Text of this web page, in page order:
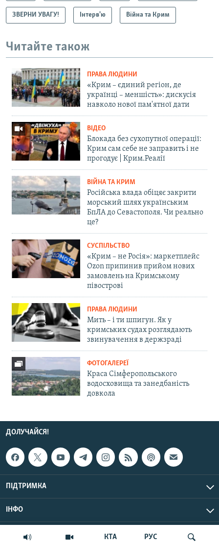
КТА РУС
ЗВЕРНИ УВАГУ! Інтерв'ю Війна та Крим
Читайте також
ПРАВА ЛЮДИНИ
«Крим – єдиний регіон, де
українці – меншість»: дискусія
навколо нової пам'ятної дати
ВІДЕО
Блокада без сухопутної операції:
Крим сам себе не заправить і не
прогодує | Крим.Реалії
ВІЙНА ТА КРИМ
Російська влада обіцяє закрити
морський шлях українським
БпЛА до Севастополя. Чи реально
це?
СУСПІЛЬСТВО
«Крим – не Росія»: маркетплейс
Ozon припинив прийом нових
замовлень на Кримському
півострові
ПРАВА ЛЮДИНИ
Мить – і ти шпигун. Як у
кримських судах розглядають
звинувачення в держзраді
ФОТОГАЛЕРЕЇ
Краса Сімферопольського
водосховища та занедбаність
довкола
ДОЛУЧАЙСЯ!
ПІДТРИМКА
ІНФО
© Крим.Реалії, 2026 | Усі права застережено.